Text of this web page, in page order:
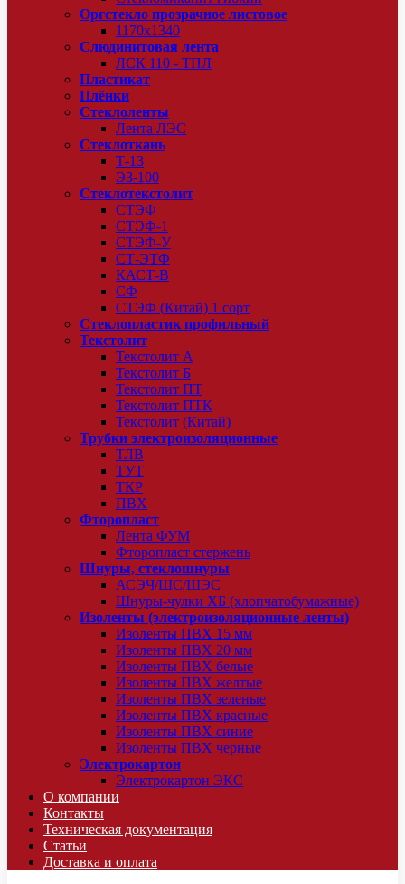
Оргстекло прозрачное листовое
1170х1340
Слюдинитовая лента
ЛСК 110 - ТПЛ
Пластикат
Плёнки
Стеклоленты
Лента ЛЭС
Стеклоткань
Т-13
ЭЗ-100
Стеклотекстолит
СТЭФ
СТЭФ-1
СТЭФ-У
СТ-ЭТФ
КАСТ-В
СФ
СТЭФ (Китай) 1 сорт
Стеклопластик профильный
Текстолит
Текстолит А
Текстолит Б
Текстолит ПТ
Текстолит ПТК
Текстолит (Китай)
Трубки электроизоляционные
ТЛВ
ТУТ
ТКР
ПВХ
Фторопласт
Лента ФУМ
Фторопласт стержень
Шнуры, стеклошнуры
АСЭЧ/ШС/ШЭС
Шнуры-чулки ХБ (хлопчатобумажные)
Изоленты (электроизоляционные ленты)
Изоленты ПВХ 15 мм
Изоленты ПВХ 20 мм
Изоленты ПВХ белые
Изоленты ПВХ желтые
Изоленты ПВХ зеленые
Изоленты ПВХ красные
Изоленты ПВХ синие
Изоленты ПВХ черные
Электрокартон
Электрокартон ЭКС
О компании
Контакты
Техническая документация
Статьи
Доставка и оплата